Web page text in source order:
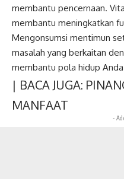
membantu pencernaan.
membantu meningkatkan
Mengonsumsi mentimun
masalah yang berkaitan
membantu pola hidup
| BACA JUGA:
MANFAAT
-